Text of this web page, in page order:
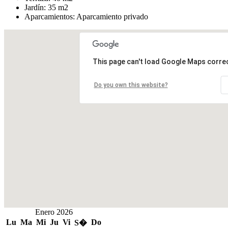
Jardín: 35 m2
Aparcamientos: Aparcamiento privado
This page can't load Google Maps
Do you own this website?
Enero 2026
Lu Ma Mi Ju Vi S� Do